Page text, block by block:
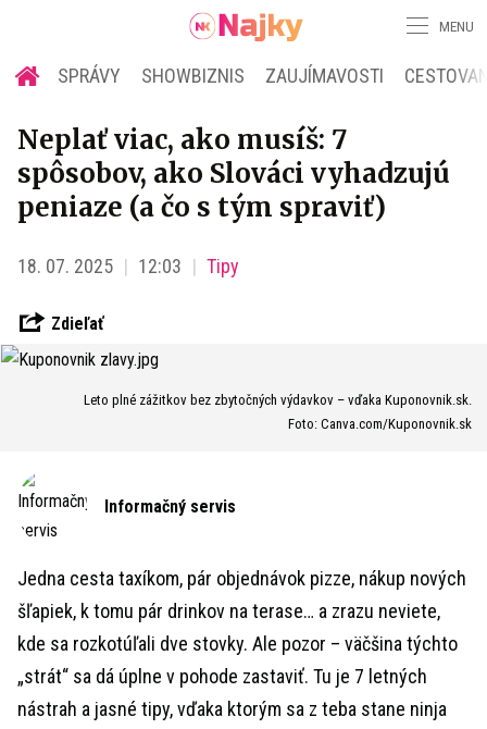
MENU
SPRÁVY SHOWBIZNIS ZAUJÍMAVOSTI
Neplať viac, ako musíš: 7
spôsobov, ako Slováci vyhadzujú
peniaze (a čo s tým spraviť)
18. 07. 2025 12:03 Tipy
Zdieľať
Leto plné zážitkov bez zbytočných výdavkov – vďaka Kuponovnik.sk.
Foto: Canva.com/Kuponovnik.sk
Informačný servis
Jedna cesta taxíkom, pár objednávok pizze, nákup nových
šľapiek, k tomu pár drinkov na terase… a zrazu neviete,
kde sa rozkotúľali dve stovky. Ale pozor – väčšina týchto
„strát“ sa dá úplne v pohode zastaviť. Tu je 7 letných
nástrah a jasné tipy, vďaka ktorým sa z teba stane ninja